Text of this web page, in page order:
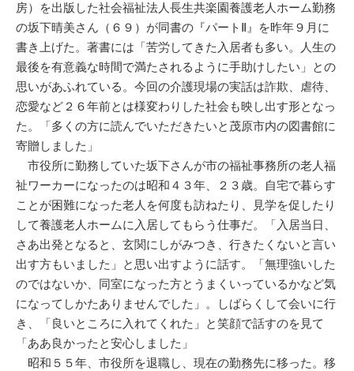
房）を出版した社会福祉法人長生共楽園養護老人ホーム勤務
の坂下晴美さん（６９）が同書の『パートⅡ』を昨年９月に
書き上げた。著書には「苦労してきた入居者も多い。人生の
最後を有意義な時間で満たされるように手助けしたい」との
思いがあふれている。今回の介護現場の実話は詐欺、虐待、
恋愛など２６年前とは様変わりした社会も映し出す形となっ
た。「多くの方に読んでいただきたいと茂原市内の図書館に
寄贈しました」
市役所に勤務していた坂下さんが市の福祉事務所の老人福
祉ワーカーになったのは昭和４３年、２３歳。自宅で暮らす
ことが困難になった老人を何度も訪ねたり、見学を促したり
して養護老人ホームに入居してもらう仕事だ。「入居当日、
さあ出発となると、玄関にしがみつき、行きたくないと言い
出す方もいました」と思い出すように話す。「無理強いした
のではないか、同室になった方とうまくいっているかなど気
になってしかたありませんでした」。しばらくして会いに行
き、「良いところに入れてくれた」と笑顔で話すのを見て
「ああ良かったと安心しました」
昭和５５年、市役所を退職し、現在の勤務先に移った。移